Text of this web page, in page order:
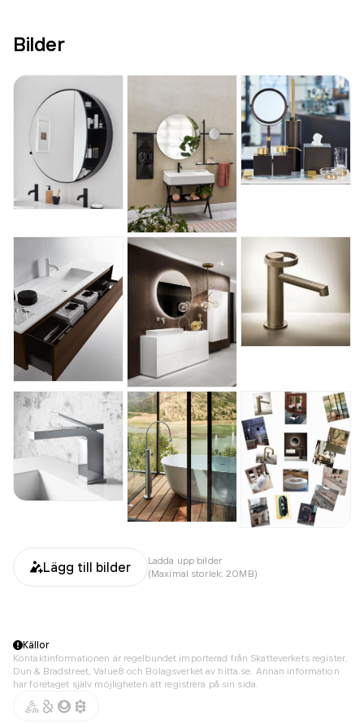
Bilder
Lägg till bilder
Ladda upp bilder
(Maximal storlek: 20MB)
Källor
Kontaktinformationen är regelbundet importerad från Skatteverkets register,
Dun & Bradstreet, Value8 och Bolagsverket av hitta.se. Annan information
har företaget själv möjligheten att registrera på sin sida.